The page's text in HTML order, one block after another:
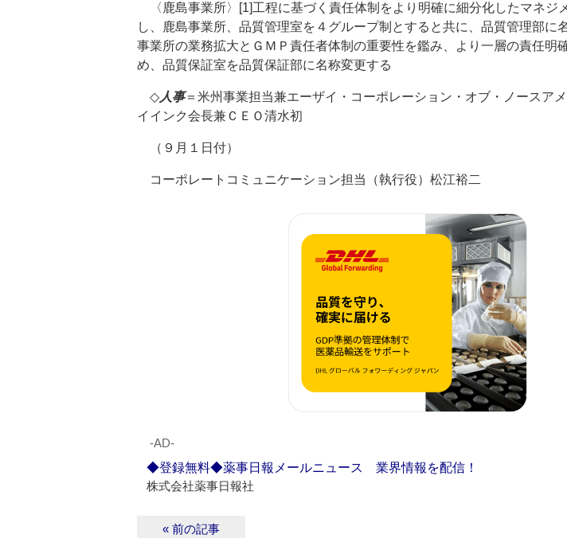
〈鹿島事業所〉[1]工程に基づく責任体制をより明確に細分化したマネジ
し、鹿島事業所、品質管理室を４グループ制とすると共に、品質管理部に
事業所の業務拡大とＧＭＰ責任者体制の重要性を鑑み、より一層の責任明
め、品質保証室を品質保証部に名称変更する
◇人事＝米州事業担当兼エーザイ・コーポレーション・オブ・ノースア
イインク会長兼ＣＥＯ清水初
（９月１日付）
コーポレートコミュニケーション担当（執行役）松江裕二
‐AD‐
◆登録無料◆薬事日報メールニュース 業界情報を配信！
株式会社薬事日報社
« 前の記事